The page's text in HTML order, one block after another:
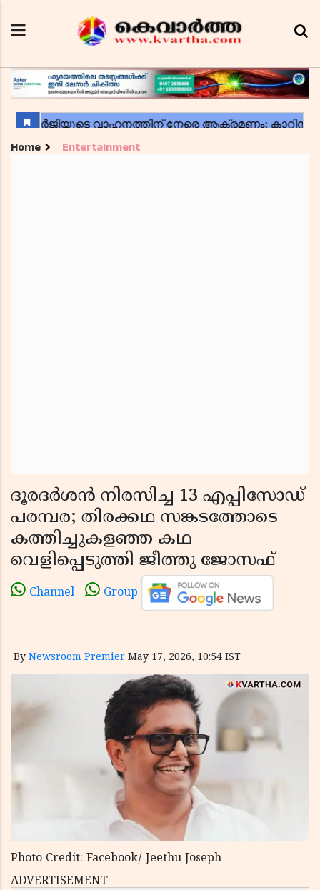
Home Entertainment
ദൂരദർശൻ നിരസിച്ച 13 എപ്പിസോഡ്
പരമ്പര; തിരക്കഥ സങ്കടത്തോടെ
കത്തിച്ചുകളഞ്ഞ കഥ
വെളിപ്പെടുത്തി ജീത്തു ജോസഫ്
Channel Group
By Newsroom Premier May 17, 2026, 10:54 IST
Photo Credit: Facebook/ Jeethu Joseph
ADVERTISEMENT